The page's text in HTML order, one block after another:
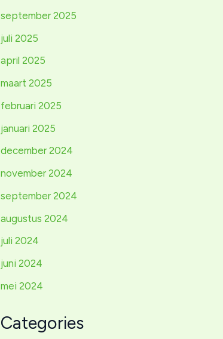
september 2025
juli 2025
april 2025
maart 2025
februari 2025
januari 2025
december 2024
november 2024
september 2024
augustus 2024
juli 2024
juni 2024
mei 2024
Categories